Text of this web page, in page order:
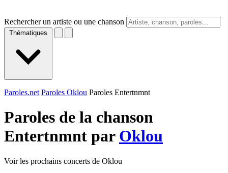
Rechercher un artiste ou une chanson
Thématiques
Paroles.net Paroles Oklou Paroles Entertnmnt
Paroles de la chanson
Entertnmnt par Oklou
Voir les prochains concerts de Oklou